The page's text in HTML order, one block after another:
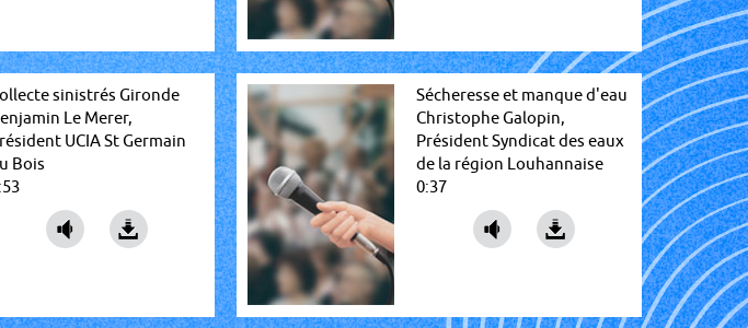
sinistrés Gironde
Le Merer,
UCIA St Germain
Bois
Sécheresse et manque d'eau
Christophe Galopin,
Président Syndicat des eaux
de la région Louhannaise
0:37